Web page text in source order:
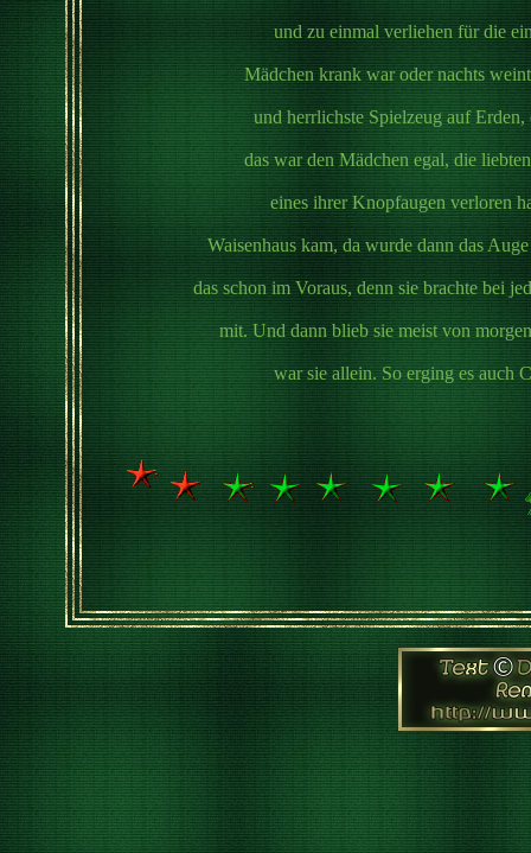
und zu einmal verliehen für die
Mädchen krank war oder nachts
und herrlichste Spielzeug auf
das war den Mädchen egal, die
eines ihrer Knopfaugen verloren
Waisenhaus kam, da wurde dann das
das schon im Voraus, denn sie brachte bei
mit. Und dann blieb sie meist von
war sie allein. So erging es auch